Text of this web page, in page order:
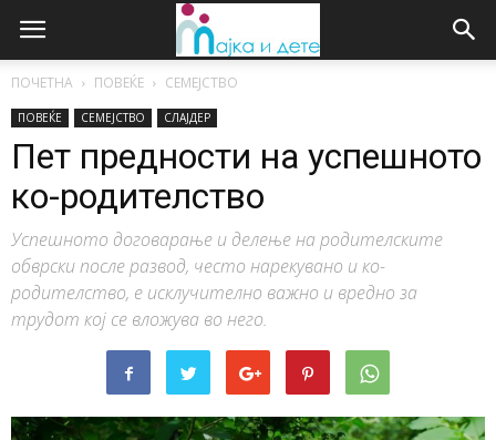
ПОЧЕТНА ПОВЕЌЕ СЕМЕЈСТВО
ПОВЕЌЕ СЕМЕЈСТВО СЛАЈДЕР
Пет предности на успешното
ко-родителство
Успешното договарање и делење на родителските
обврски после развод, често нарекувано и ко-
родителство, е исклучително важно и вредно за
трудот кој се вложува во него.